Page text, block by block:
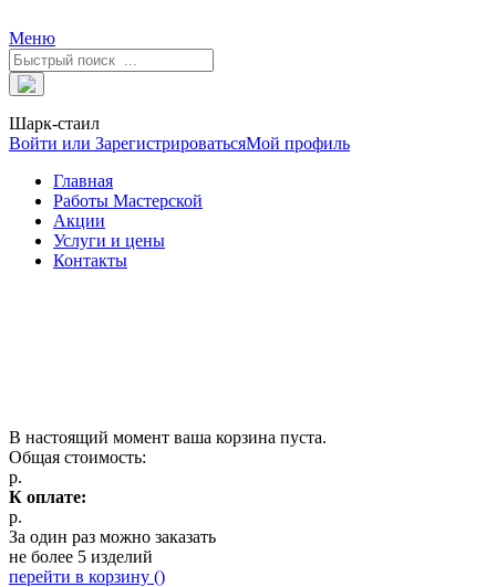
Меню
Шарк-стаил
Войти или ЗарегистрироватьсяМой профиль
Главная
Работы Мастерской
Акции
Услуги и цены
Контакты
В настоящий момент ваша корзина пуста.
Общая стоимость:
р.
К оплате:
р.
За один раз можно заказать
не более 5 изделий
перейти в корзину ()